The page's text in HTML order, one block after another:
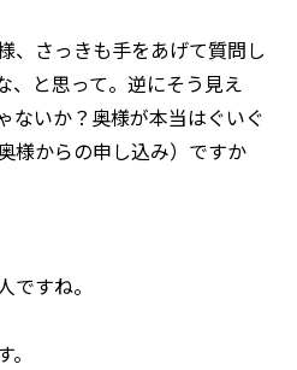
、さっきも手をあげて質問し
、と思って。逆にそう見え
ないか？奥様が本当はぐいぐ
様からの申し込み）ですか
ですね。